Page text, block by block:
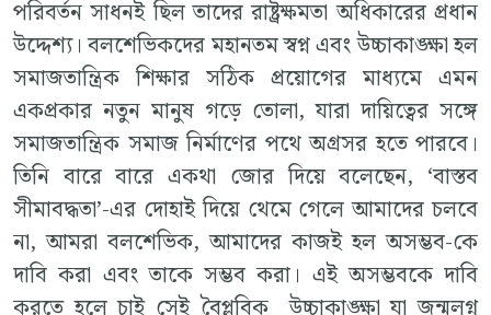
পরিবর্তন সাধনই ছিল তাদের রাষ্ট্রক্ষমতা অধিকারের প্রধান
উদ্দেশ্য। বলশেভিকদের মহানতম স্বপ্ন এবং উচ্চাকাঙ্ক্ষা হল
সমাজতান্ত্রিক শিক্ষার সঠিক প্রয়োগের মাধ্যমে এমন
একপ্রকার নতুন মানুষ গড়ে তোলা, যারা দায়িত্বের সঙ্গে
সমাজতান্ত্রিক সমাজ নির্মাণের পথে অগ্রসর হতে পারবে।
তিনি বারে বারে একথা জোর দিয়ে বলেছেন, ‘বাস্তব
সীমাবদ্ধতা’-এর দোহাই দিয়ে থেমে গেলে আমাদের চলবে
না, আমরা বলশেভিক, আমাদের কাজই হল অসম্ভব-কে
দাবি করা এবং তাকে সম্ভব করা। এই অসম্ভবকে দাবি
করতে হলে চাই সেই বৈপ্লবিক উচ্চাকাঙ্ক্ষা যা জন্মলগ্ন